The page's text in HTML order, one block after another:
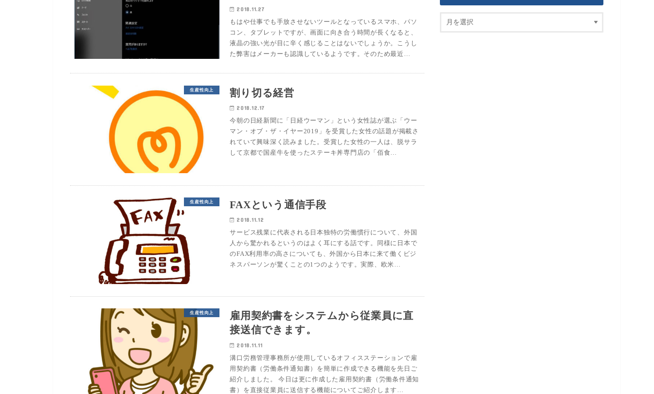
2018.11.27
もはや仕事でも手放させないツールとなっているスマホ、パソ
コン、タブレットですが、画面に向き合う時間が長くなると、
液晶の強い光が目に辛く感じることはないでしょうか。こうし
た弊害はメーカーも認識しているようです。そのため最近…
生産性向上 割り切る経営
2018.12.17
今朝の日経新聞に「日経ウーマン」という女性誌が選ぶ「ウー
マン・オブ・ザ・イヤー2019」を受賞した女性の話題が掲載さ
れていて興味深く読みました。受賞した女性の一人は、脱サラ
して京都で国産牛を使ったステーキ丼専門店の「佰食…
生産性向上 FAXという通信手段
2018.11.12
サービス残業に代表される日本独特の労働慣行について、外国
人から驚かれるというのはよく耳にする話です。同様に日本で
のFAX利用率の高さについても、外国から日本に来て働くビジ
ネスパーソンが驚くことの1つのようです。実際、欧米…
生産性向上
雇用契約書をシステムから従業員に直
接送信できます。
2018.11.11
溝口労務管理事務所が使用しているオフィスステーションで雇
用契約書（労働条件通知書）を簡単に作成できる機能を先日ご
紹介しました。 今日は更に作成した雇用契約書（労働条件通知
書）を直接従業員に送信する機能についてご紹介します…